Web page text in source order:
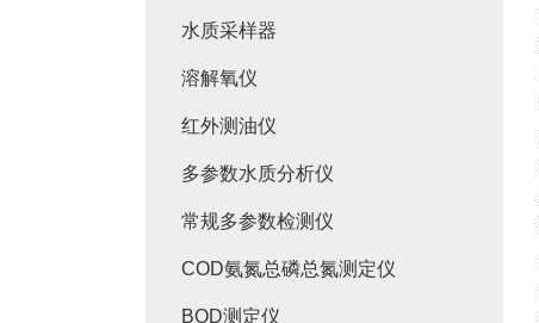
水质采样器
溶解氧仪
红外测油仪
多参数水质分析仪
常规多参数检测仪
COD氨氮总磷总氮测定仪
BOD测定仪